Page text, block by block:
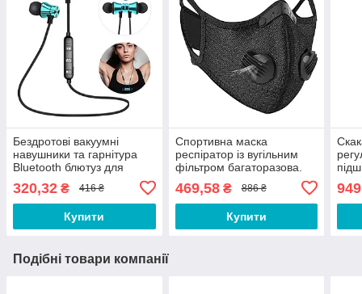
Бездротові вакуумні
навушники та гарнітура
Bluetooth блютуз для
JK11C
320,32 ₴ 416 ₴
Купити
Спортивна маска
респіратор із вугільним
фільтром багаторазова.
Маска для тренувань
CV543Q
469,58₴ 886 ₴
Купити
Подібні товари компанії